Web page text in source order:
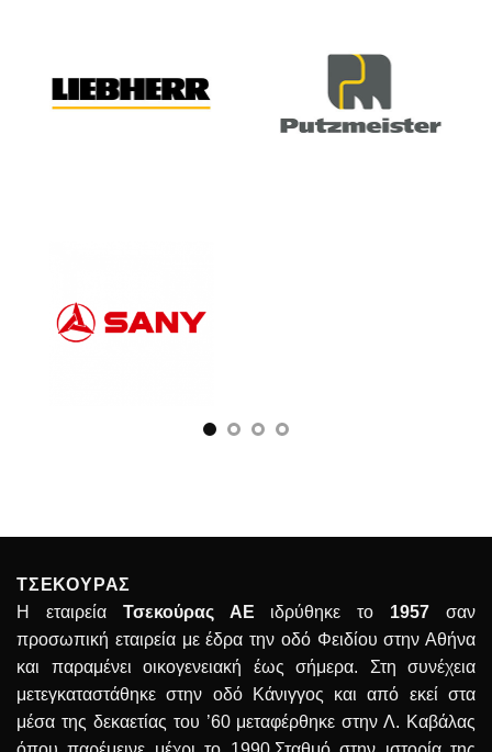
ΤΣΕΚΟΥΡΑΣ
Η εταιρεία Τσεκούρας ΑΕ ιδρύθηκε το 1957 σαν
προσωπική εταιρεία με έδρα την οδό Φειδίου στην Αθήνα
και παραμένει οικογενειακή έως σήμερα. Στη συνέχεια
μετεγκαταστάθηκε στην οδό Κάνιγγος και από εκεί στα
μέσα της δεκαετίας του ’60 μεταφέρθηκε στην Λ. Καβάλας